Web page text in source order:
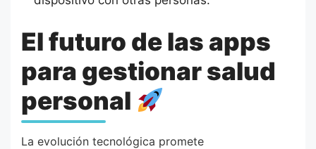
El futuro de las apps
para gestionar salud
personal
La evolución tecnológica promete